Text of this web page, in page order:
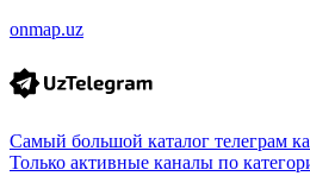
onmap.uz
Самый большой каталог телеграм
Только активные каналы по